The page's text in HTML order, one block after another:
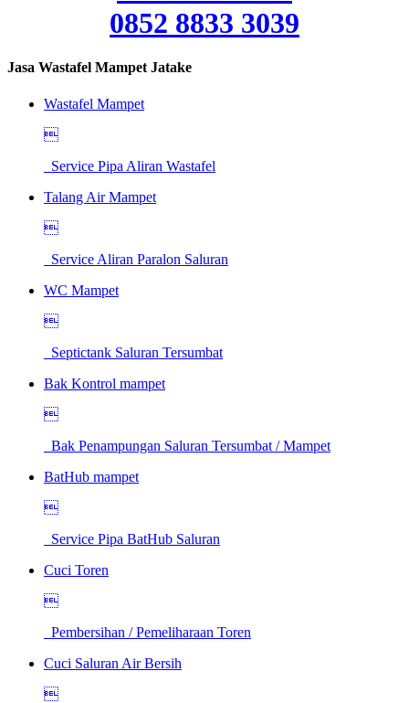
0852 8833 3039
Jasa Wastafel Mampet Jatake
Wastafel Mampet

Service Pipa Aliran Wastafel
Talang Air Mampet

Service Aliran Paralon Saluran
WC Mampet

Septictank Saluran Tersumbat
Bak Kontrol mampet

Bak Penampungan Saluran Tersumbat / Mampet
BatHub mampet

Service Pipa BatHub Saluran
Cuci Toren

Pembersihan / Pemeliharaan Toren
Cuci Saluran Air Bersih
